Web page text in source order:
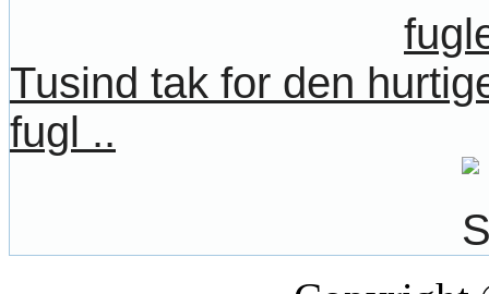
Tusind tak for den
fugl ..